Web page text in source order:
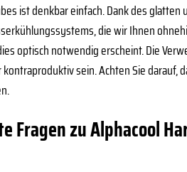
ist denkbar einfach. Dank des
die wir Ihnen
optisch notwendig erscheint. Die
sein. Achten Sie
Fragen zu Alphacool